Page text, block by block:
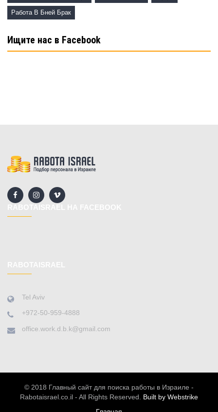
Работа В Бней Брак
Ищите нас в Facebook
Tel Aviv
+972-50-959-4888
office.work.d.b.k@gmail.com
© 2018 Главный сайт для поиска работы в Израиле -
Rabotaisrael.co.il - All Rights Reserved. Built by Webstrike